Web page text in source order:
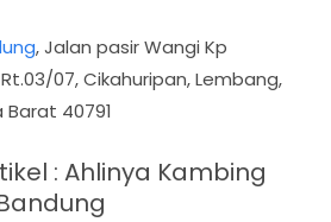
, Jalan pasir Wangi Kp
07, Cikahuripan, Lembang,
40791
: Ahlinya Kambing